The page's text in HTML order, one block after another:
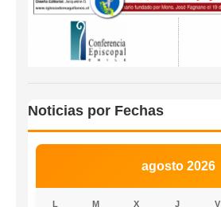
Noticias por Fechas
agosto 2026
L M X J V